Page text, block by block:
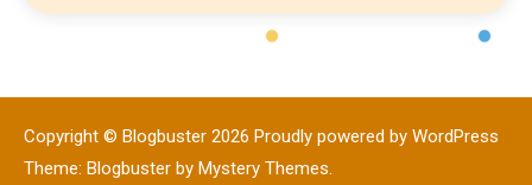
Copyright © Blogbuster 2026 Proudly powered by WordPress
Theme: Blogbuster by Mystery Themes.